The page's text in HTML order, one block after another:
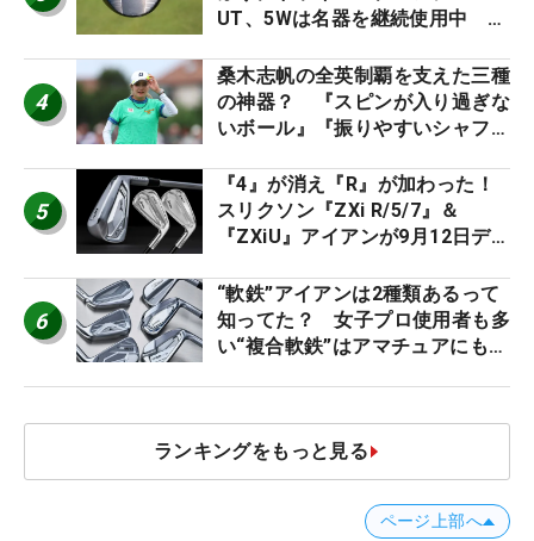
UT、5Wは名器を継続使用中 #
4
桑木志帆の全英制覇を支えた三種
の神器？ 『スピンが入り過ぎな
いボール』『振りやすいシャフ
ー』 #女子プロセッティング
5
『4』が消え『R』が加わった！
スリクソン『ZXi R/5/7』＆
『ZXiU』アイアンが9月12日デ
6
“軟鉄”アイアンは2種類あるって
知ってた？ 女子プロ使用者も多
い“複合軟鉄”はアマチュアにもオ
ランキングをもっと見る
ページ上部へ